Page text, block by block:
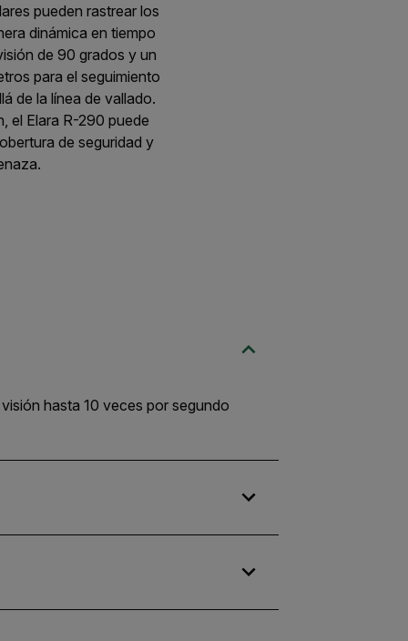
pueden rastrear los
dinámica en tiempo
de 90 grados y un
para el seguimiento
de la línea de vallado.
el Elara R-290 puede
de seguridad y
hasta 10 veces por segundo